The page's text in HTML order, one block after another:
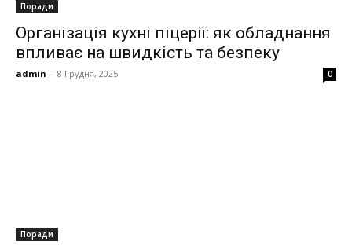
Поради
Організація кухні піцерії: як обладнання
впливає на швидкість та безпеку
admin - 8 Грудня, 2025 0
Поради